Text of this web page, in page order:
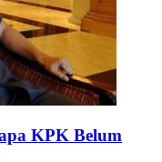
KPK Belum